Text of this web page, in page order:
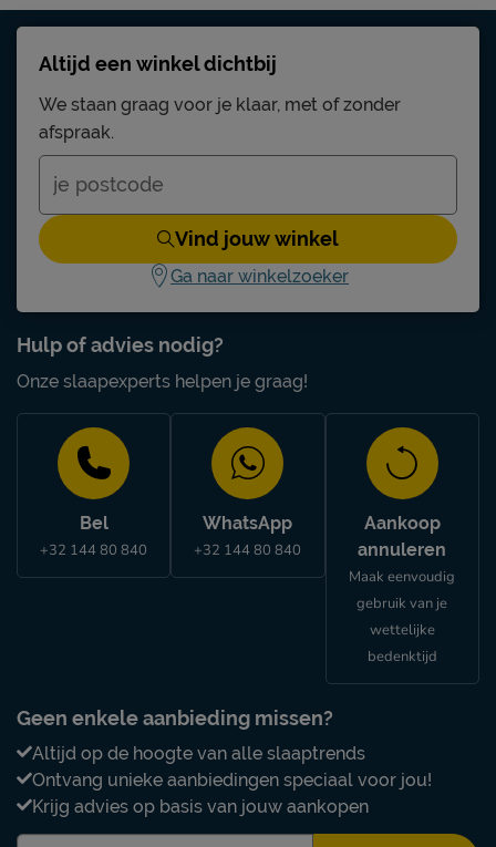
gestoffeerde hocker of nachtkastje kun je
meebehandelen.
Levering & garantie
Met Kårlsson kun je rekenen op gegarandeerde en
constante kwaliteit, jarenlang comfort en authentiek
design. Je vindt alle informatie over garantie en
levering bij het kopje ‘Goed om te weten’.
Hulp of advies nodig?
Onze slaapexperts helpen je graag!
Bel
+32 144 80 840
WhatsApp
+32 144 80 840
Aankoop
annuleren
Maak eenvoudig
gebruik van je
wettelijke
bedenktijd
Geen enkele aanbieding missen?
Altijd op de hoogte van alle slaaptrends
Ontvang unieke aanbiedingen speciaal voor jou!
Krijg advies op basis van jouw aankopen
Altijd een winkel dichtbij
We staan graag voor je klaar, met of zonder
afspraak.
Vind jouw winkel
Ga naar winkelzoeker